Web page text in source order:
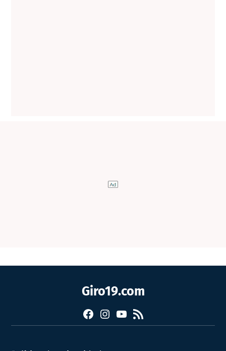
Giro19.com
FacebookInstagram
YouTube
RSS